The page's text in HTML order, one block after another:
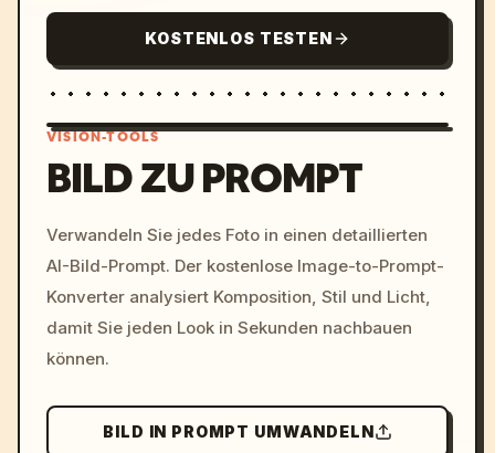
KOSTENLOS TESTEN
c, cyberpunk sunset, neon
colors, 8k --v 6.0
VISION-TOOLS
BILD ZU PROMPT
Verwandeln Sie jedes Foto in einen detaillierten
AI-Bild-Prompt. Der kostenlose Image-to-Prompt-
Konverter analysiert Komposition, Stil und Licht,
damit Sie jeden Look in Sekunden nachbauen
können.
BILD IN PROMPT UMWANDELN